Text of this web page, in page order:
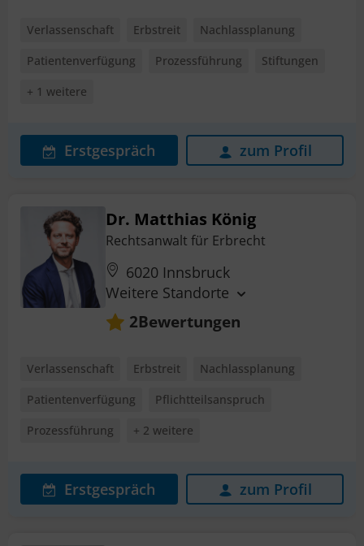
Verlassenschaft Erbstreit
Nachlassplanung
Patientenverfügung
Prozessführung
Stiftungen
+ 1 weitere
Erstgespräch zum Profil
Dr. Matthias König
Rechtsanwalt für Erbrecht
6020 Innsbruck
Weitere Standorte
2Bewertungen
Verlassenschaft Erbstreit
Nachlassplanung
Patientenverfügung
Pflichtteilsanspruch
Prozessführung
+ 2 weitere
Erstgespräch zum Profil